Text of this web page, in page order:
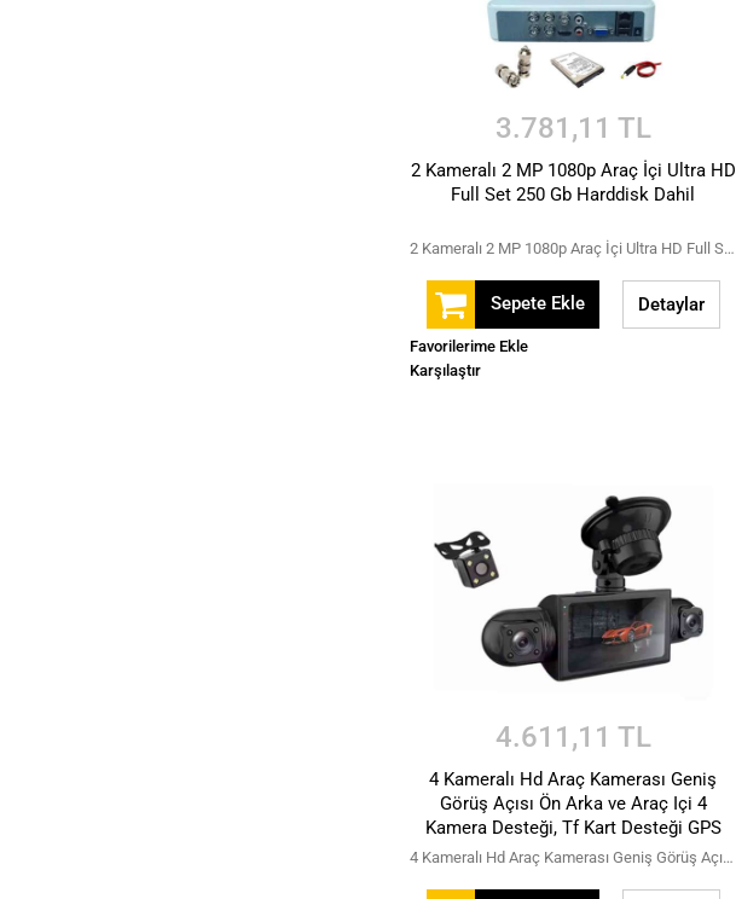
3.781,11 TL
2 Kameralı 2 MP 1080p Araç İçi Ultra HD
Full Set 250 Gb Harddisk Dahil
2 Kameralı 2 MP 1080p Araç İçi Ultra HD Full Set 250 Gb Harddisk Dahil
Sepete Ekle Detaylar
Favorilerime Ekle
Karşılaştır
4.611,11 TL
4 Kameralı Hd Araç Kamerası Geniş
Görüş Açısı Ön Arka ve Araç Içi 4
Kamera Desteği, Tf Kart Desteği GPS
Takip
4 Kameralı Hd Araç Kamerası Geniş Görüş Açısı Ön Arka ve Araç Içi 4 Kamera Desteği, Tf Kart Desteği GPS Takip